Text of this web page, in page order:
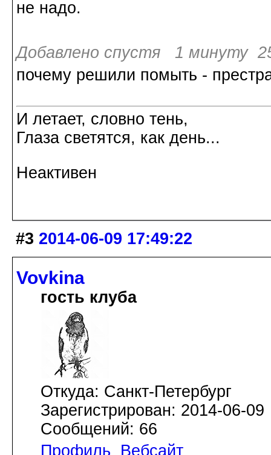
не надо.
Добавлено спустя 1 минуту
почему решили помыть -
И летает, словно тень,
Глаза светятся, как день...
Неактивен
#3 2014-06-09 17:49:22
Vovkina
гость клуба
Откуда: Санкт-Петербург
Зарегистрирован: 2014-06-09
Сообщений: 66
Профиль
Вебсайт